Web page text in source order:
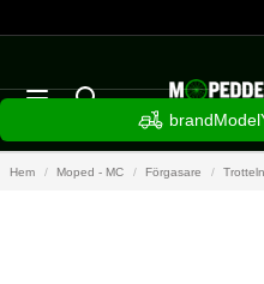
Hem Moped - MC Förgasare